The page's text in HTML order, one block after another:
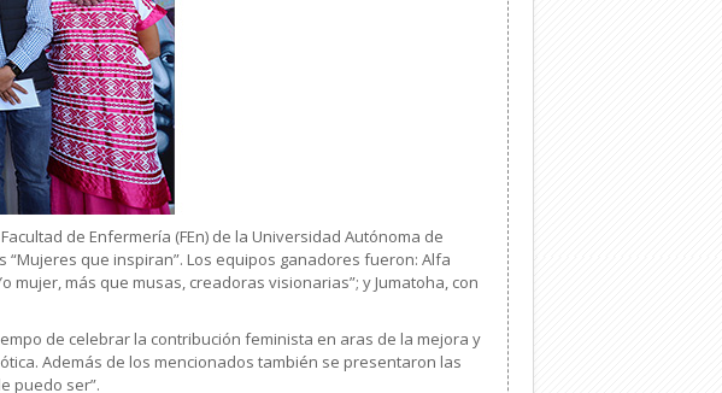
de Enfermería (FEn) de la Universidad Autónoma de
que inspiran”. Los equipos ganadores fueron: Alfa
mujer, más que musas, creadoras visionarias”; y Jumatoha, con
de celebrar la contribución feminista en aras de la mejora y
Además de los mencionados también se presentaron las
puedo ser”.